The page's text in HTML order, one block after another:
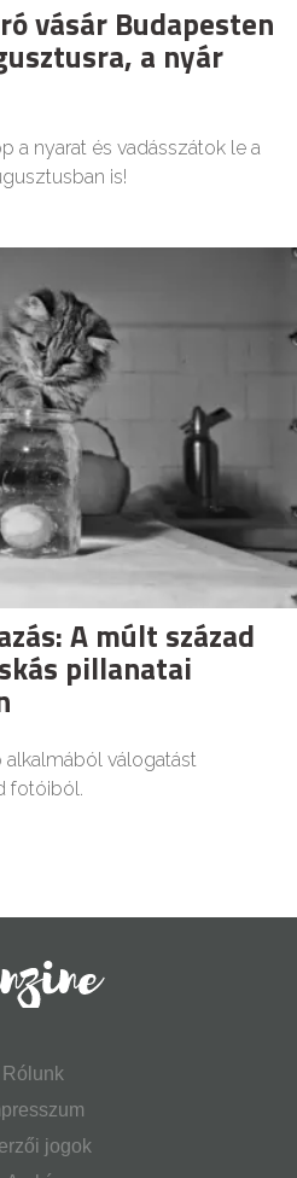
vásár Budapesten
a nyár
a nyarat és vadásszátok le a
is!
A múlt század
pillanatai
válogatást
fotóiból.
Rólunk
jogok